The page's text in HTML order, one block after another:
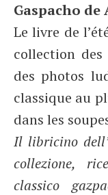
Gaspacho
Le livre de
collection
des photos
classique au
dans les
Il libricino
collezione,
classico